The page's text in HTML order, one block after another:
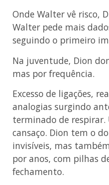
Onde Walter vê risco,
Walter pede mais
seguindo o primeiro
Na juventude, Dion
mas por frequência.
Excesso de ligações,
analogias surgindo
terminado de
cansaço. Dion tem o
invisíveis, mas
por anos, com pilhas
fechamento.